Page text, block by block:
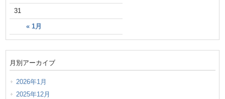
« 1月
31
月別アーカイブ
2026年1月
2025年12月